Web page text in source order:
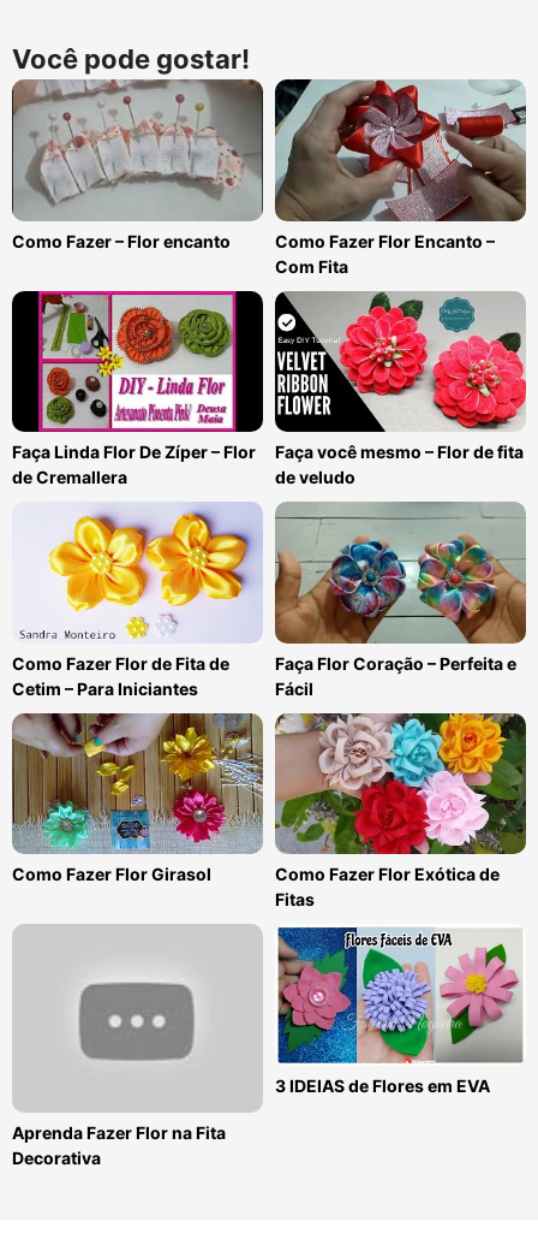
Você pode gostar!
Como Fazer – Flor encanto
Como Fazer Flor Encanto –
Com Fita
Faça Linda Flor De Zíper – Flor
de Cremallera
Faça você mesmo – Flor de fita
de veludo
Como Fazer Flor de Fita de
Cetim – Para Iniciantes
Faça Flor Coração – Perfeita e
Fácil
Como Fazer Flor Girasol
Como Fazer Flor Exótica de
Fitas
Aprenda Fazer Flor na Fita
Decorativa
3 IDEIAS de Flores em EVA